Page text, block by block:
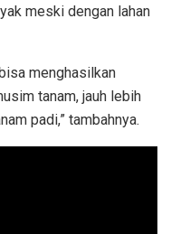
meski dengan lahan
menghasilkan
tanam, jauh lebih
padi,” tambahnya.